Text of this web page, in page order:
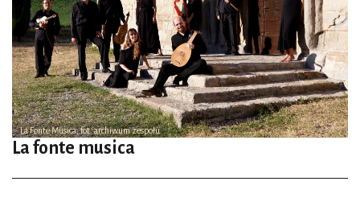
La Fonte Musica, fot. archiwum zespołu
La fonte musica